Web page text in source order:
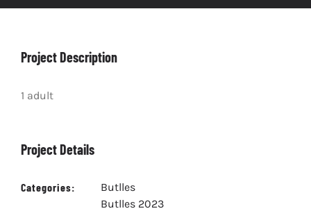
Llibret Digital 2026
Arxiu
Project Description
1 adult
Project Details
Categories:
Butlles
Butlles 2023